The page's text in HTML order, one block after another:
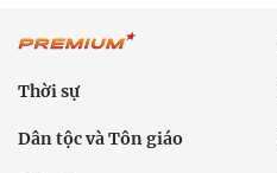
Thời sự
Dân tộc và Tôn giáo